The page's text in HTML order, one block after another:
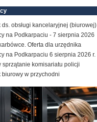
ds. obsługi kancelaryjnej (biurowej)
na Podkarpaciu - 7 sierpnia 2026
Oferta dla urzędnika
na Podkarpaciu 6 sierpnia 2026 r.
sprzątanie komisariatu policji
biurowy w przychodni